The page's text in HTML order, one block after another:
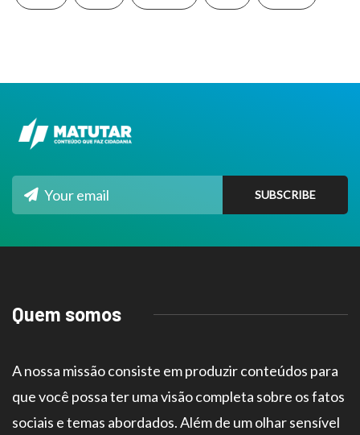
Quem somos
A nossa missão consiste em produzir conteúdos para
que você possa ter uma visão completa sobre os fatos
sociais e temas abordados. Além de um olhar sensível